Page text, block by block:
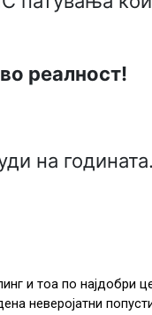
реалност!
на